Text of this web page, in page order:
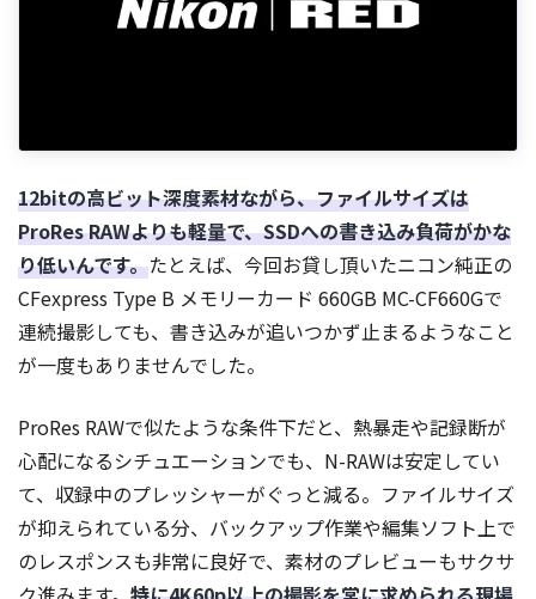
12bitの高ビット深度素材ながら、ファイルサイズは
ProRes RAWよりも軽量で、SSDへの書き込み負荷がかな
り低いんです。たとえば、今回お貸し頂いたニコン純正の
CFexpress Type B メモリーカード 660GB MC-CF660Gで
連続撮影しても、書き込みが追いつかず止まるようなこと
が一度もありませんでした。
ProRes RAWで似たような条件下だと、熱暴走や記録断が
心配になるシチュエーションでも、N-RAWは安定してい
て、収録中のプレッシャーがぐっと減る。ファイルサイズ
が抑えられている分、バックアップ作業や編集ソフト上で
のレスポンスも非常に良好で、素材のプレビューもサクサ